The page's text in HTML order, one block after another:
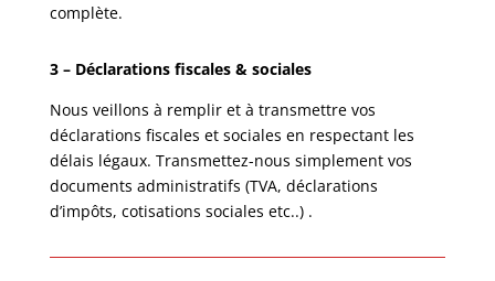
complète.
3 – Déclarations fiscales & sociales
Nous veillons à remplir et à transmettre vos
déclarations fiscales et sociales en respectant les
délais légaux. Transmettez-nous simplement vos
documents administratifs (TVA, déclarations
d’impôts, cotisations sociales etc..) .